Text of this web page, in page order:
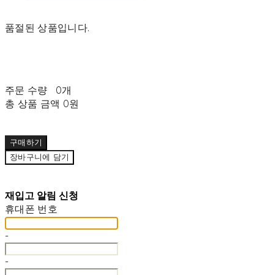
품절된 상품입니다.
주문 수량
0개
총 상품 금액 0원
구매하기
장바구니에 담기
재입고 알림 신청
휴대폰 번호
-
-